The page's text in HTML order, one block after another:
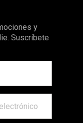
y
Suscríbete